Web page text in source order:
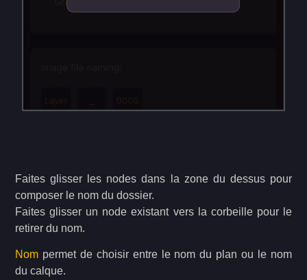
Faites glisser les nodes dans la zone du dessus pour
composer le nom du dossier.
Faites glisser un node existant vers la corbeille pour le
retirer du nom.
Nom permet de choisir entre le nom du plan ou le nom
du calque.